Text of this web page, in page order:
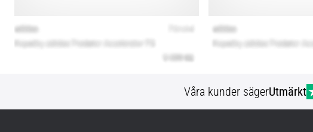
Våra kunder sägerUtmärkt